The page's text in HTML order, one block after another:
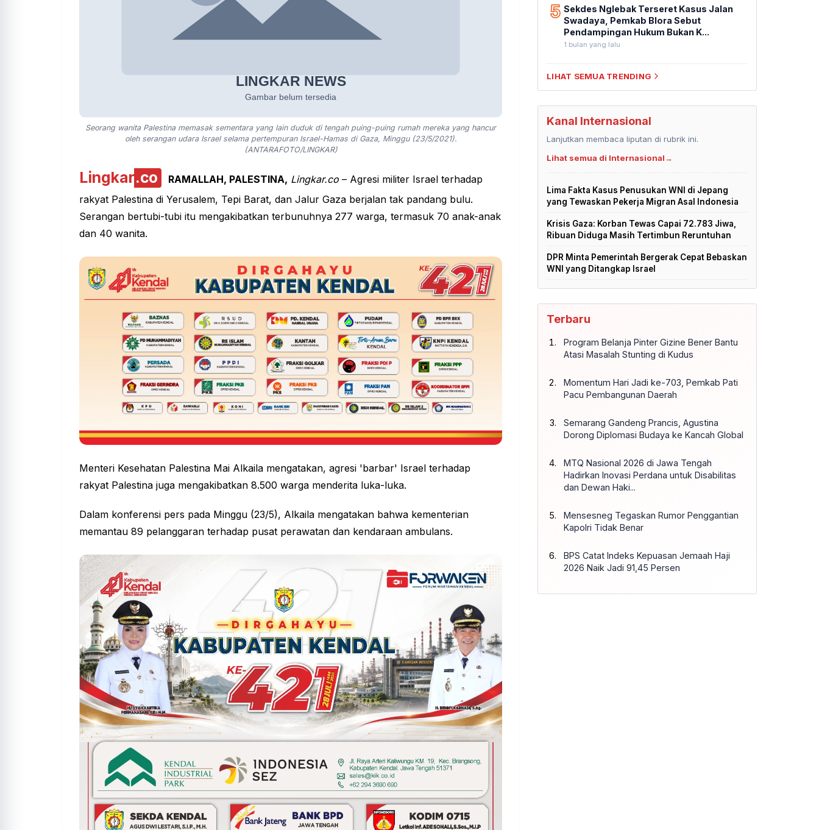
Seorang wanita Palestina memasak sementara yang lain duduk di tengah puing-puing rumah mereka yang hancur
oleh serangan udara Israel selama pertempuran Israel-Hamas di Gaza, Minggu (23/5/2021).
(ANTARAFOTO/LINGKAR)
Lingkar.co RAMALLAH, PALESTINA, Lingkar.co– Agresi militer Israel terhadap
rakyat Palestina di Yerusalem, Tepi Barat, dan Jalur Gaza berjalan tak pandang bulu.
Serangan bertubi-tubi itu mengakibatkan terbunuhnya 277 warga, termasuk 70 anak-anak
dan 40 wanita.
Menteri Kesehatan Palestina Mai Alkaila mengatakan, agresi 'barbar' Israel terhadap
rakyat Palestina juga mengakibatkan 8.500 warga menderita luka-luka.
Dalam konferensi pers pada Minggu (23/5), Alkaila mengatakan bahwa kementerian
memantau 89 pelanggaran terhadap pusat perawatan dan kendaraan ambulans.
5 Sekdes Nglebak Terseret Kasus Jalan
Swadaya, Pemkab Blora Sebut
Pendampingan Hukum Bukan K...
1 bulan yang lalu
LIHAT SEMUA TRENDING
Kanal Internasional
Lanjutkan membaca liputan di rubrik ini.
Lihat semua di Internasional→
Lima Fakta Kasus Penusukan WNI di Jepang
yang Tewaskan Pekerja Migran Asal Indonesia
Krisis Gaza: Korban Tewas Capai 72.783 Jiwa,
Ribuan Diduga Masih Tertimbun Reruntuhan
DPR Minta Pemerintah Bergerak Cepat Bebaskan
WNI yang Ditangkap Israel
Terbaru
Program Belanja Pinter Gizine Bener Bantu
Atasi Masalah Stunting di Kudus
Momentum Hari Jadi ke-703, Pemkab Pati
Pacu Pembangunan Daerah
Semarang Gandeng Prancis, Agustina
Dorong Diplomasi Budaya ke Kancah Global
MTQ Nasional 2026 di Jawa Tengah
Hadirkan Inovasi Perdana untuk Disabilitas
dan Dewan Haki...
Mensesneg Tegaskan Rumor Penggantian
Kapolri Tidak Benar
BPS Catat Indeks Kepuasan Jemaah Haji
2026 Naik Jadi 91,45 Persen